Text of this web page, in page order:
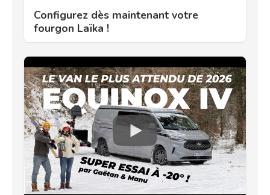
Configurez dès maintenant votre
fourgon Laïka !